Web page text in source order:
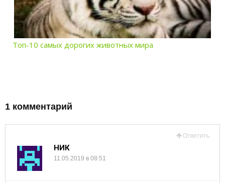
Топ-10 самых дорогих животных мира
1 комментарий
Ответить
НИК
11.05.2019 в 08:51